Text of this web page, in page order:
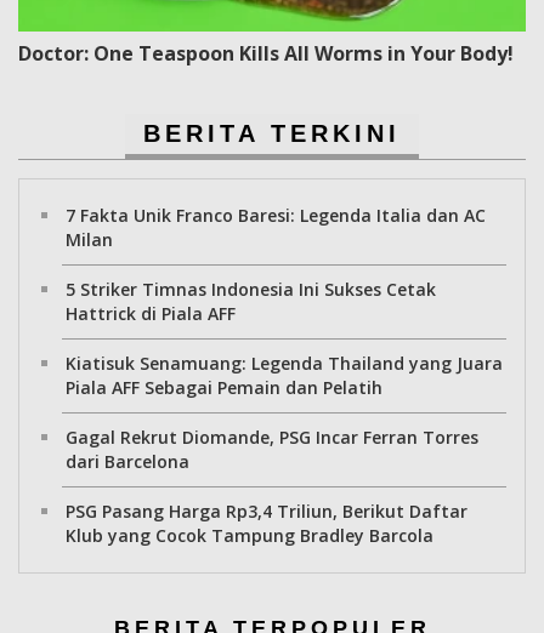
Doctor: One Teaspoon Kills All Worms in Your Body!
BERITA TERKINI
7 Fakta Unik Franco Baresi: Legenda Italia dan AC
Milan
5 Striker Timnas Indonesia Ini Sukses Cetak
Hattrick di Piala AFF
Kiatisuk Senamuang: Legenda Thailand yang Juara
Piala AFF Sebagai Pemain dan Pelatih
Gagal Rekrut Diomande, PSG Incar Ferran Torres
dari Barcelona
PSG Pasang Harga Rp3,4 Triliun, Berikut Daftar
Klub yang Cocok Tampung Bradley Barcola
BERITA TERPOPULER